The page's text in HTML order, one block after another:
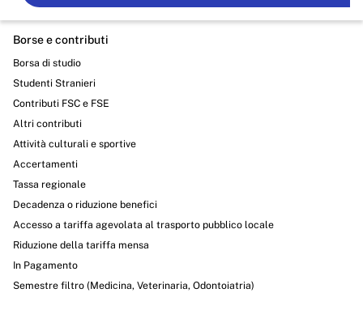
Borse e contributi
Borsa di studio
Studenti Stranieri
Contributi FSC e FSE
Altri contributi
Attività culturali e sportive
Accertamenti
Tassa regionale
Decadenza o riduzione benefici
Accesso a tariffa agevolata al trasporto pubblico locale
Riduzione della tariffa mensa
In Pagamento
Semestre filtro (Medicina, Veterinaria, Odontoiatria)